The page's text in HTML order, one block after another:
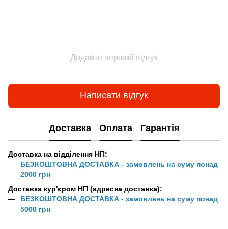
Додайте перший відгук
Написати відгук
Доставка Оплата Гарантія
Доставка на відділення НП:
БЕЗКОШТОВНА ДОСТАВКА - замовлень на суму понад
2000 грн
Доставка кур'єром НП (адресна доставка):
БЕЗКОШТОВНА ДОСТАВКА - замовлень на суму понад
5000 грн